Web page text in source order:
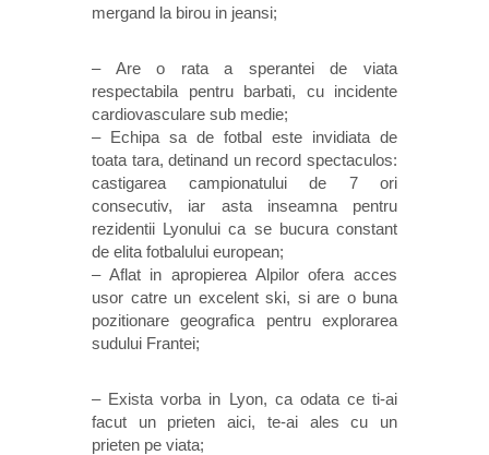
mergand la birou in jeansi;
– Are o rata a sperantei de viata
respectabila pentru barbati, cu incidente
cardiovasculare sub medie;
– Echipa sa de fotbal este invidiata de
toata tara, detinand un record spectaculos:
castigarea campionatului de 7 ori
consecutiv, iar asta inseamna pentru
rezidentii Lyonului ca se bucura constant
de elita fotbalului european;
– Aflat in apropierea Alpilor ofera acces
usor catre un excelent ski, si are o buna
pozitionare geografica pentru explorarea
sudului Frantei;
– Exista vorba in Lyon, ca odata ce ti-ai
facut un prieten aici, te-ai ales cu un
prieten pe viata;